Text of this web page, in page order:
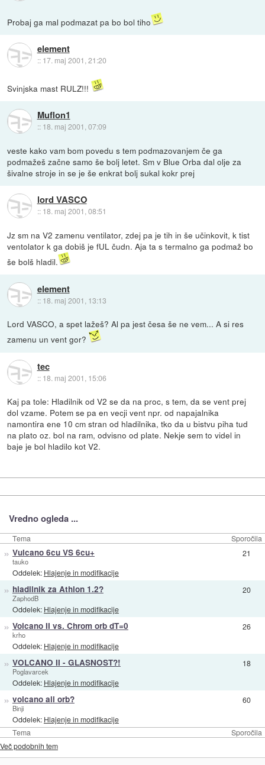
Probaj ga mal podmazat pa bo bol tiho
element
:: 17. maj 2001, 21:20
Svinjska mast RULZ!!!
Muflon1
:: 18. maj 2001, 07:09
veste kako vam bom povedu s tem podmazovanjem če ga
podmažeš začne samo še bolj letet. Sm v Blue Orba dal olje za
šivalne stroje in se je še enkrat bolj sukal kokr prej
lord VASCO
:: 18. maj 2001, 08:51
Jz sm na V2 zamenu ventilator, zdej pa je tih in še učinkovit, k tist
ventolator k ga dobiš je fUL čudn. Aja ta s termalno ga podmaž bo
še bolš hladil.
element
:: 18. maj 2001, 13:13
Lord VASCO, a spet lažeš? Al pa jest česa še ne vem... A si res
zamenu un vent gor?
tec
:: 18. maj 2001, 15:06
Kaj pa tole: Hladilnik od V2 se da na proc, s tem, da se vent prej
dol vzame. Potem se pa en vecji vent npr. od napajalnika
namontira ene 10 cm stran od hladilnika, tko da u bistvu piha tud
na plato oz. bol na ram, odvisno od plate. Nekje sem to videl in
baje je bol hladilo kot V2.
Vredno ogleda ...
Tema Sporočila
Tema Sporočila
» Vulcano 6cu VS 6cu+
tauko
Oddelek: Hlajenje in modifikacije
21
» hladilnik za Athlon 1.2?
ZaphodB
Oddelek: Hlajenje in modifikacije
20
» Volcano II vs. Chrom orb dT=0
krho
Oddelek: Hlajenje in modifikacije
26
» VOLCANO II - GLASNOST?!
Poglavarcek
Oddelek: Hlajenje in modifikacije
18
» volcano ali orb?
Binji
Oddelek: Hlajenje in modifikacije
60
Več podobnih tem